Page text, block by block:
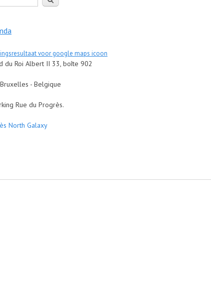
du Roi Albert II 33, boîte 902
- Belgique
Rue du Progrès.
North Galaxy